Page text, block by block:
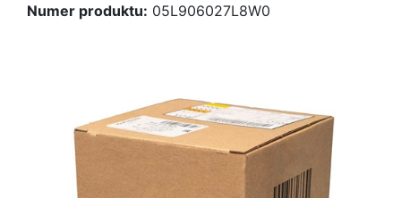
Numer produktu: 05L906027L8W0